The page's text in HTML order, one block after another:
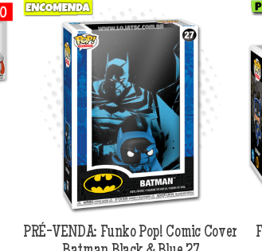
PRÉ-VENDA: Funko Pop! Comic Cover